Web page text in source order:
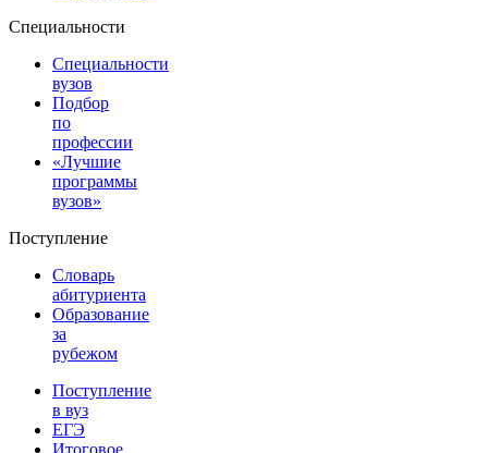
Специальности
Специальности
вузов
Подбор
по
профессии
«Лучшие
программы
вузов»
Поступление
Словарь
абитуриента
Образование
за
рубежом
Поступление
в вуз
ЕГЭ
Итоговое